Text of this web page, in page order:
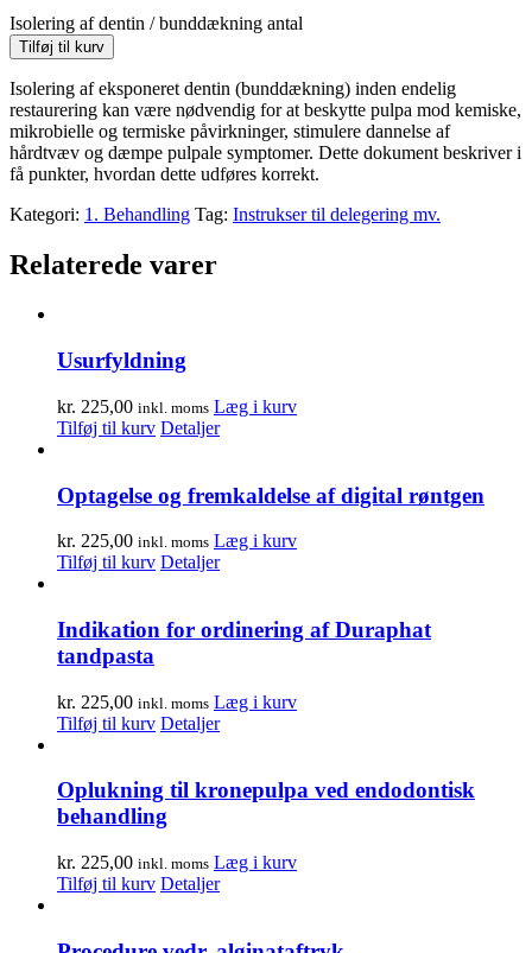
Isolering af dentin / bunddækning antal
Tilføj til kurv
Isolering af eksponeret dentin (bunddækning) inden endelig
restaurering kan være nødvendig for at beskytte pulpa mod kemiske,
mikrobielle og termiske påvirkninger, stimulere dannelse af
hårdtvæv og dæmpe pulpale symptomer. Dette dokument beskriver i
få punkter, hvordan dette udføres korrekt.
Kategori: 1. Behandling Tag: Instrukser til delegering mv.
Relaterede varer
Usurfyldning
kr. 225,00 inkl. moms Læg i kurv
Tilføj til kurv Detaljer
Optagelse og fremkaldelse af digital røntgen
kr. 225,00 inkl. moms Læg i kurv
Tilføj til kurv Detaljer
Indikation for ordinering af Duraphat
tandpasta
kr. 225,00 inkl. moms Læg i kurv
Tilføj til kurv Detaljer
Oplukning til kronepulpa ved endodontisk
behandling
kr. 225,00 inkl. moms Læg i kurv
Tilføj til kurv Detaljer